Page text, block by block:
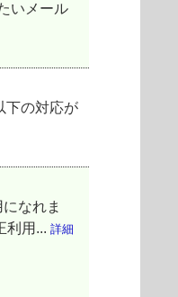
いメール
下の対応が
なれま
利用... 詳細